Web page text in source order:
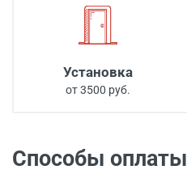
Установка
от 3500 руб.
Способы оплаты